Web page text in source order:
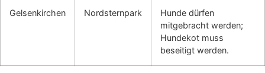
Gelsenkirchen Nordsternpark
Hunde dürfen
mitgebracht werden;
Hundekot muss
beseitigt werden.